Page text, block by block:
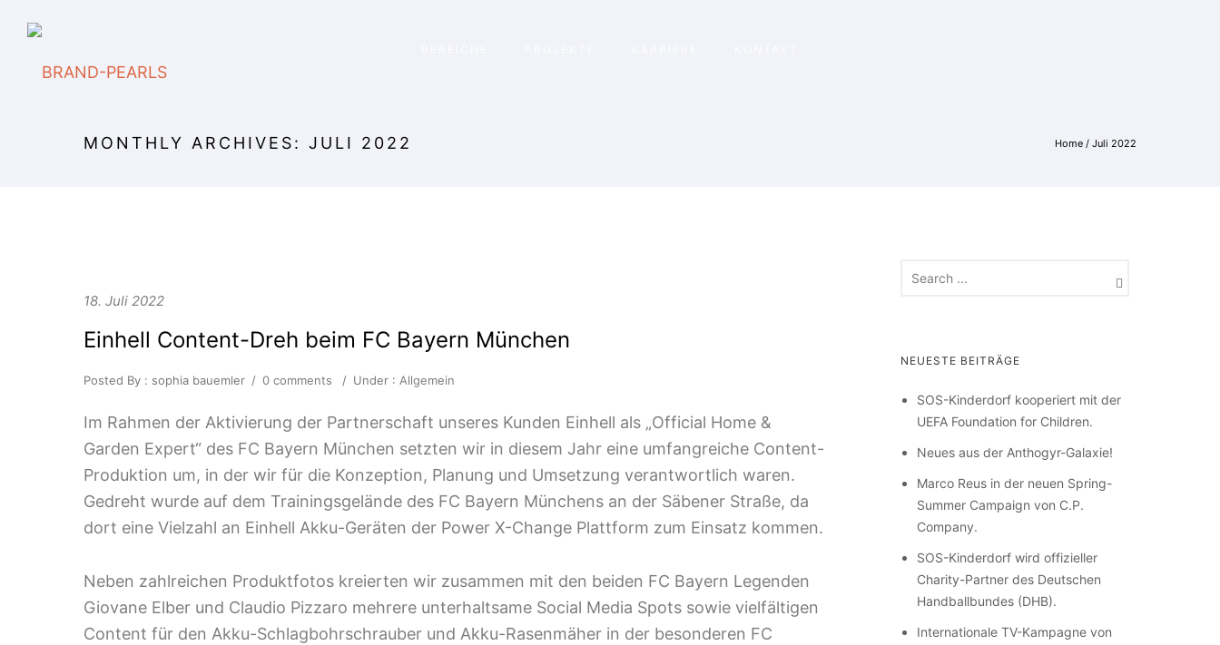
MONTHLY ARCHIVES: JULI 2022 Home / Juli 2022
18. Juli 2022
Einhell Content-Dreh beim FC Bayern München
Posted By : sophia bauemler / 0 comments / Under : Allgemein
Im Rahmen der Aktivierung der Partnerschaft unseres Kunden Einhell als „Official Home &
Garden Expert“ des FC Bayern München setzten wir in diesem Jahr eine umfangreiche Content-
Produktion um, in der wir für die Konzeption, Planung und Umsetzung verantwortlich waren.
Gedreht wurde auf dem Trainingsgelände des FC Bayern Münchens an der Säbener Straße, da
dort eine Vielzahl an Einhell Akku-Geräten der Power X-Change Plattform zum Einsatz kommen.
Neben zahlreichen Produktfotos kreierten wir zusammen mit den beiden FC Bayern Legenden
Giovane Elber und Claudio Pizzaro mehrere unterhaltsame Social Media Spots sowie vielfältigen
Content für den Akku-Schlagbohrschrauber und Akku-Rasenmäher in der besonderen FC
NEUESTE BEITRÄGE
SOS-Kinderdorf kooperiert mit der
UEFA Foundation for Children.
Neues aus der Anthogyr-Galaxie!
Marco Reus in der neuen Spring-
Summer Campaign von C.P.
Company.
SOS-Kinderdorf wird offizieller
Charity-Partner des Deutschen
Handballbundes (DHB).
Internationale TV-Kampagne von